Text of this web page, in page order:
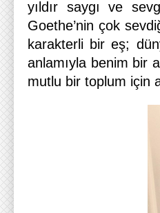
yıldır saygı ve
Goethe’nin çok
karakterli bir eş;
anlamıyla benim bir
mutlu bir toplum için